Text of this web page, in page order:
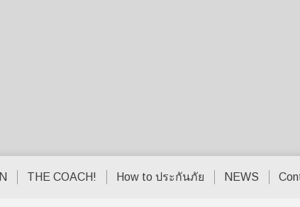
THE COACH! How to ประกันภัย NEWS